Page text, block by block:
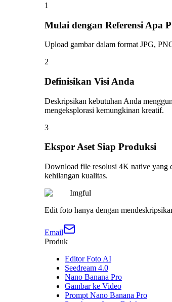
1
Mulai dengan Referensi Apa
Upload gambar dalam format JPG,
2
Definisikan Visi Anda
Deskripsikan kebutuhan Anda
mengeksplorasi kemungkinan kreatif.
3
Ekspor Aset Siap Produksi
Download file resolusi 4K native yang
kehilangan kualitas.
Imgful
Edit foto hanya dengan
Email
Produk
Editor Foto AI
Seedream 4.0
Nano Banana Pro
Gambar ke Video
Prompt Nano Banana Pro